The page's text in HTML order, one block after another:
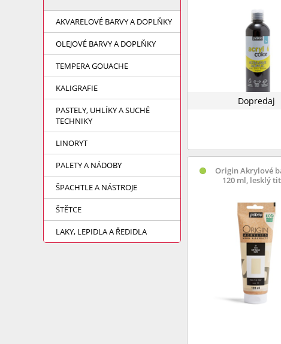
AKVARELOVÉ BARVY A DOPLŇKY
OLEJOVÉ BARVY A DOPLŇKY
TEMPERA GOUACHE
KALIGRAFIE
PASTELY, UHLÍKY A SUCHÉ
TECHNIKY
LINORYT
PALETY A NÁDOBY
ŠPACHTLE A NÁSTROJE
ŠTĚTCE
LAKY, LEPIDLA A ŘEDIDLA
Dopredaj
Origin Akrylové
120 ml, lesklý